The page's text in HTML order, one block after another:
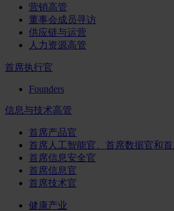
营销高管
董事会成员寻访
供应链与运营
人力资源高管
首席执行官
Founders
信息与技术高管
首席产品官
首席人工智能官、首席数据官和
首席信息安全官
首席信息官
首席技术官
健康产业